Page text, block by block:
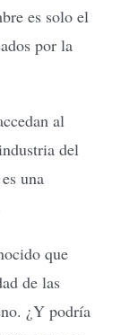
es solo el
por la
al
del
una
que
de las
¿Y podría